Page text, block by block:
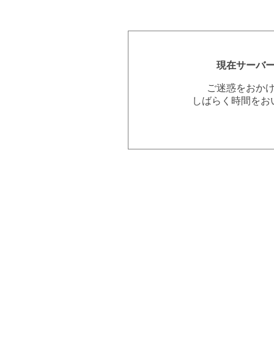
現在サーバ
ご迷惑をおか
しばらく時間を